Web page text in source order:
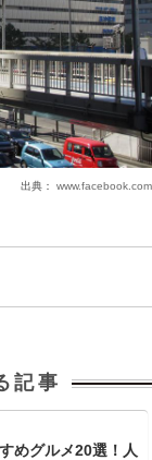
出典： www.facebook.com
記事
めグルメ20選！人